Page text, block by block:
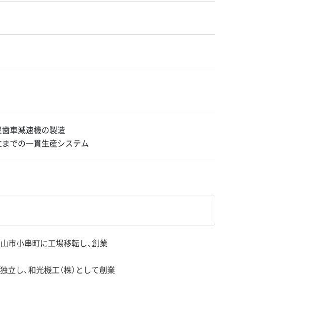
歯車減速機の製造
での一貫生産システム
市小串町に工場移転し、創業
し、和光機工（株）として創業